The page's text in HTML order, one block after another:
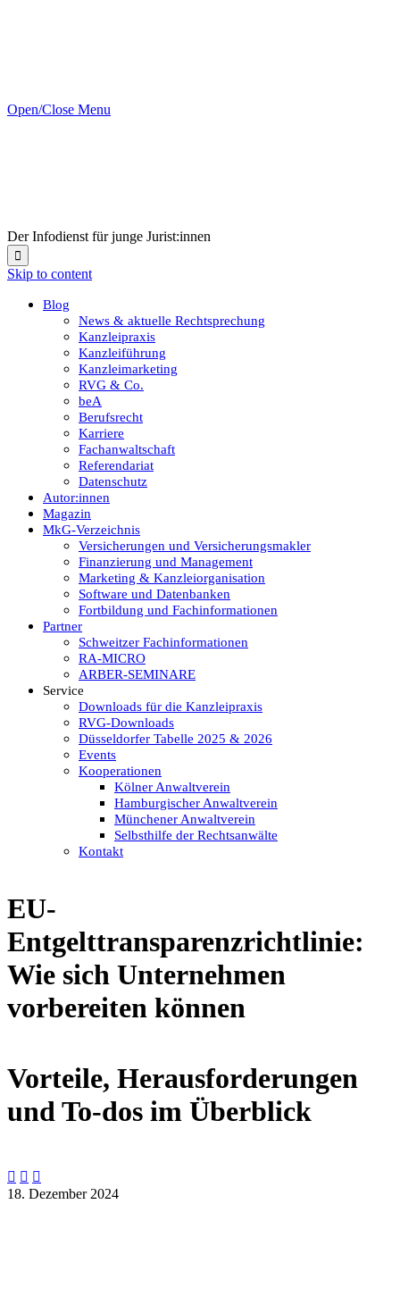
Open/Close Menu
Der Infodienst für junge Jurist:innen

Skip to content
Blog
News & aktuelle Rechtsprechung
Kanzleipraxis
Kanzleiführung
Kanzleimarketing
RVG & Co.
beA
Berufsrecht
Karriere
Fachanwaltschaft
Referendariat
Datenschutz
Autor:innen
Magazin
MkG-Verzeichnis
Versicherungen und Versicherungsmakler
Finanzierung und Management
Marketing & Kanzleiorganisation
Software und Datenbanken
Fortbildung und Fachinformationen
Partner
Schweitzer Fachinformationen
RA-MICRO
ARBER-SEMINARE
Service
Downloads für die Kanzleipraxis
RVG-Downloads
Düsseldorfer Tabelle 2025 & 2026
Events
Kooperationen
Kölner Anwaltverein
Hamburgischer Anwaltverein
Münchener Anwaltverein
Selbsthilfe der Rechtsanwälte
Kontakt
EU-
Entgelttransparenzrichtlinie:
Wie sich Unternehmen
vorbereiten können
Vorteile, Herausforderungen
und To-dos im Überblick
  
18. Dezember 2024